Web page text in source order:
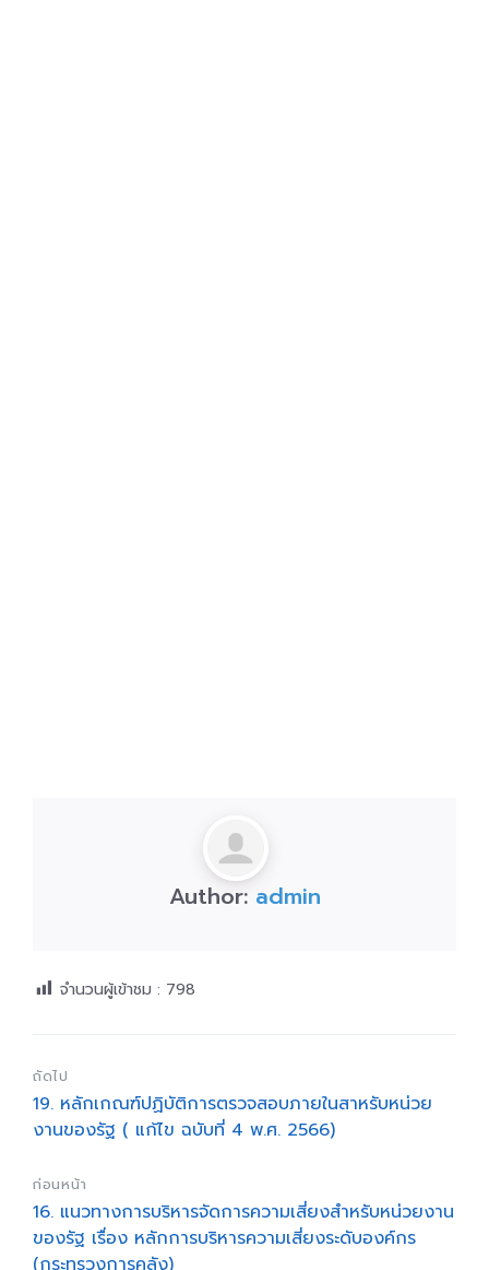
Author: admin
จำนวนผู้เข้าชม : 798
ถัดไป
19. หลักเกณฑ์ปฏิบัติการตรวจสอบภายในสาหรับหน่วย
งานของรัฐ ( แก้ไข ฉบับที่ 4 พ.ศ. 2566)
ก่อนหน้า
16. แนวทางการบริหารจัดการความเสี่ยงสำหรับหน่วยงาน
ของรัฐ เรื่อง หลักการบริหารความเสี่ยงระดับองค์กร